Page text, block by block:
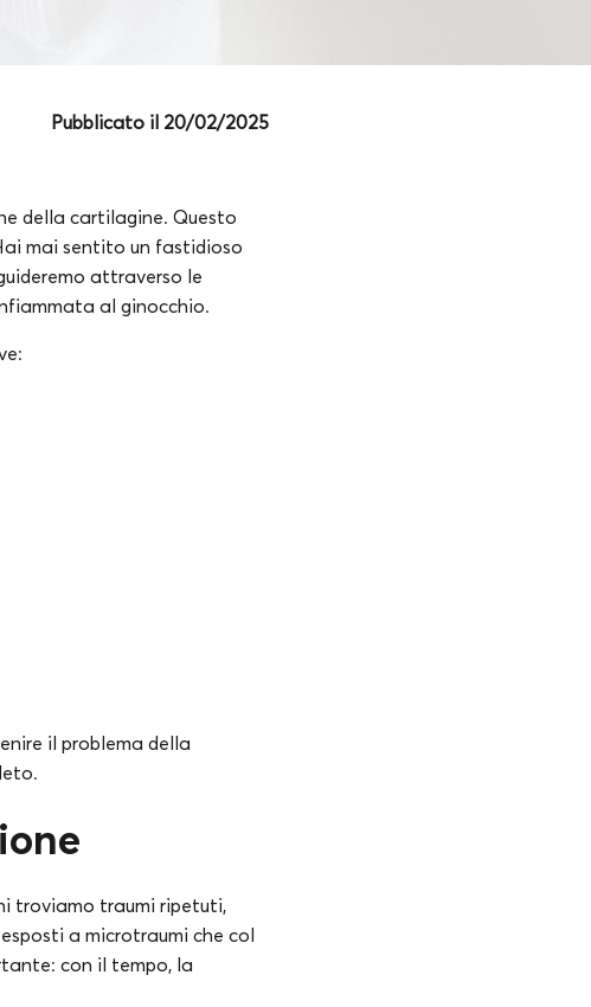
Pubblicato il 20/02/2025
della cartilagine. Questo
mai sentito un fastidioso
attraverso le
al ginocchio.
il problema della
troviamo traumi ripetuti,
a microtraumi che col
con il tempo, la